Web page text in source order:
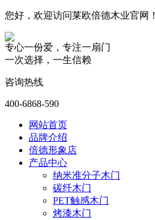
您好，欢迎访问莱欧倍德木业官网！
专心一份爱，专注一扇门
一次选择，一生信赖
咨询热线
400-6868-590
网站首页
品牌介绍
倍德形象店
产品中心
纳米准分子木门
碳纤木门
PET触感木门
烤漆木门